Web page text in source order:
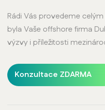
Rádi Vás provedeme
byla Vaše offshore firma
výzvy i příležitosti
Konzultace ZDARMA